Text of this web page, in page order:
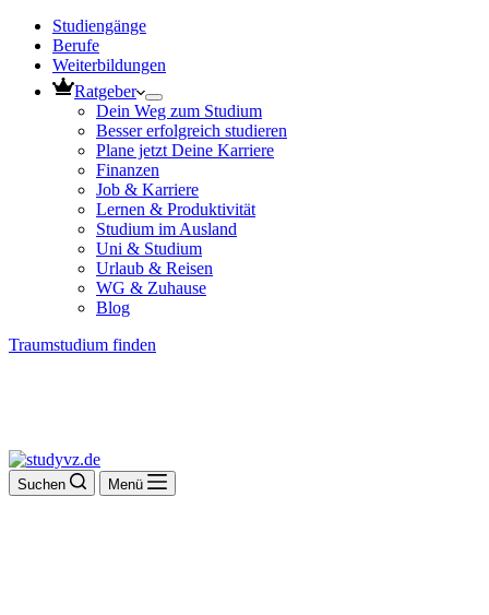
Studiengänge
Berufe
Weiterbildungen
Ratgeber
Dein Weg zum Studium
Besser erfolgreich studieren
Plane jetzt Deine Karriere
Finanzen
Job & Karriere
Lernen & Produktivität
Studium im Ausland
Uni & Studium
Urlaub & Reisen
WG & Zuhause
Blog
Traumstudium finden
Suchen Menü